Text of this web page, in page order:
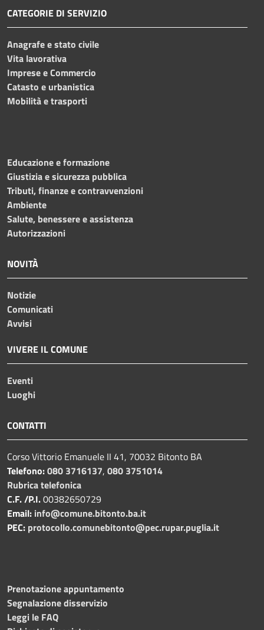
CATEGORIE DI SERVIZIO
Anagrafe e stato civile
Vita lavorativa
Imprese e Commercio
Catasto e urbanistica
Mobilità e trasporti
Educazione e formazione
Giustizia e sicurezza pubblica
Tributi, finanze e contravvenzioni
Ambiente
Salute, benessere e assistenza
Autorizzazioni
NOVITÀ
Notizie
Comunicati
Avvisi
VIVERE IL COMUNE
Eventi
Luoghi
CONTATTI
Corso Vittorio Emanuele II 41, 70032 Bitonto BA
Telefono:080 3716137, 080 3751014
Rubrica telefonica
C.F. /P.I.00382650729
Email: info@comune.bitonto.ba.it
PEC: protocollo.comunebitonto@pec.rupar.puglia.it
Prenotazione appuntamento
Segnalazione disservizio
Leggi le FAQ